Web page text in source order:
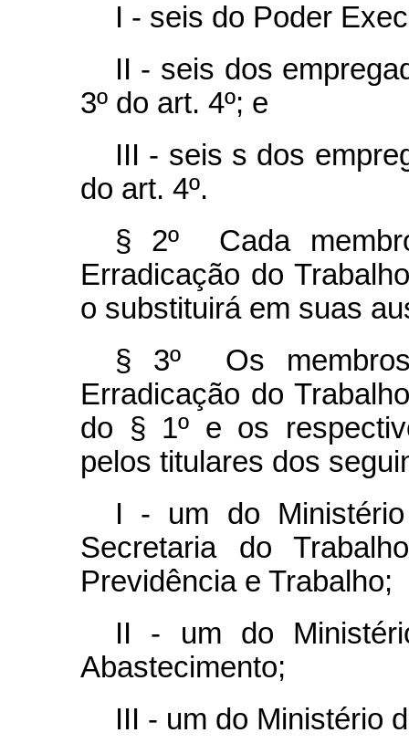
I - seis do Poder
II - seis dos
3º do art. 4º; e
III - seis s dos
do art. 4º.
§ 2º Cada
Erradicação do
o substituirá em suas
§ 3º Os
Erradicação do
do § 1º e os
pelos titulares dos
I - um do
Secretaria do
Previdência e Trabalho;
II - um do
Abastecimento;
III - um do Ministério